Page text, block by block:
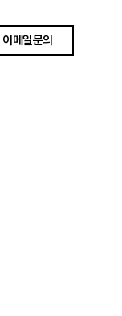
이메일문의